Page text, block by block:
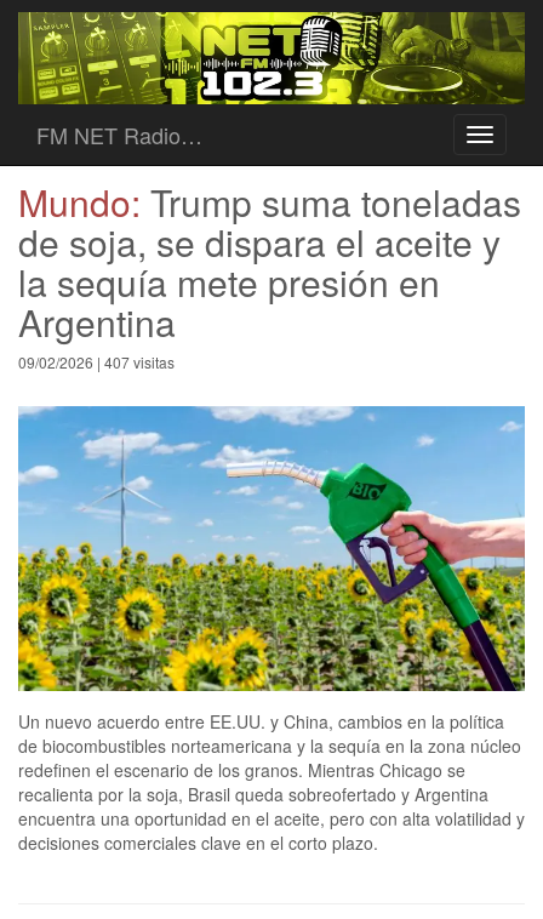
Toggle
FM NET Radio…
Mundo: Trump suma toneladas
de soja, se dispara el aceite y
la sequía mete presión en
Argentina
09/02/2026 | 407 visitas
Un nuevo acuerdo entre EE.UU. y China, cambios en la política
de biocombustibles norteamericana y la sequía en la zona núcleo
redefinen el escenario de los granos. Mientras Chicago se
recalienta por la soja, Brasil queda sobreofertado y Argentina
encuentra una oportunidad en el aceite, pero con alta volatilidad y
decisiones comerciales clave en el corto plazo.